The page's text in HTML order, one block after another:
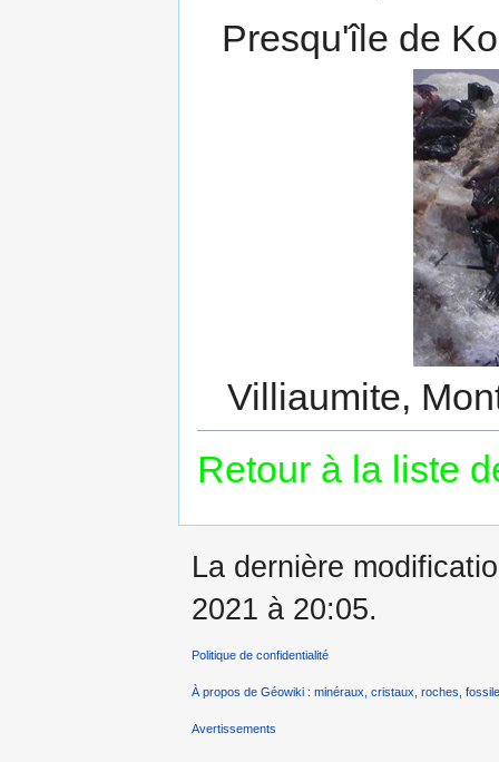
Presqu'île de
Villiaumite,
Retour à la liste
La dernière
2021 à 20:05.
Politique de confidentialité
À propos de Géowiki : minéraux, cristaux, roches,
Avertissements